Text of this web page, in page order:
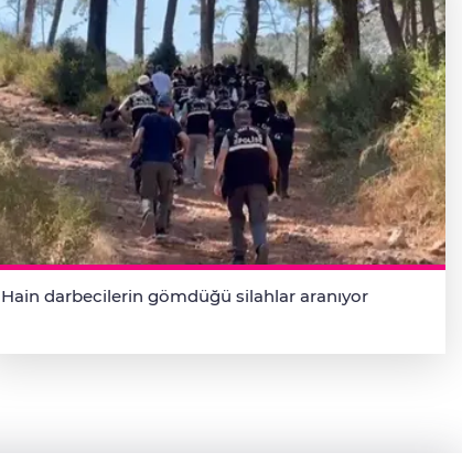
Hain darbecilerin gömdüğü silahlar aranıyor